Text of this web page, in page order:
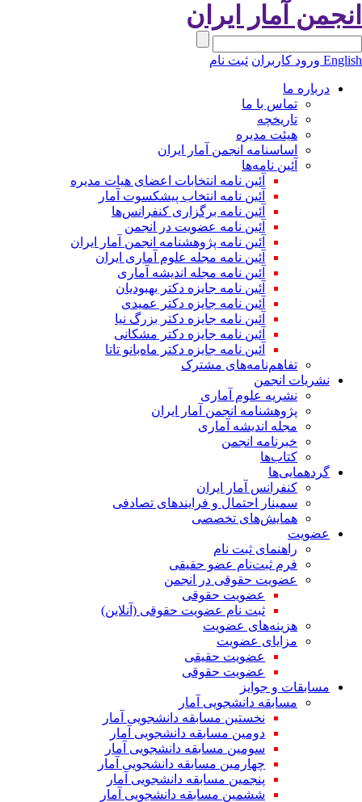
آمار ایران
ورود کاربران ثبت نام
درباره ما
تماس با ما
تاریخچه
هیئت مدیره
اساسنامه انجمن آمار ایران
آئین نامه‌ها
آئین نامه انتخابات اعضای هیات مدیره
آئین نامه انتخاب پیشکسوت آمار
آئین نامه برگزاری کنفرانس‌ها
آئین نامه عضویت در انجمن
آئین نامه پژوهشنامه انجمن آمار ایران
آئین نامه مجله علوم آماری ایران
آئین نامه مجله اندیشه آماری
آئین‌ نامه جایزه دکتر بهبودیان
آئین نامه جایزه دکتر عمیدی
آئین نامه جایزه دکتر بزرگ نیا
آئین نامه جایزه دکتر مشکانی
آئین نامه جایزه دکتر ماه‌بانو تاتا
تفاهم‌نامه‌های مشترک
نشریات انجمن
نشریه علوم آماری
پژوهشنامه انجمن آمار ایران
مجله اندیشه آماری
خبرنامه انجمن
کتاب‌ها
گردهمایی‌ها
کنفرانس آمار ایران
سمینار احتمال و فرایندهای تصادفی
همایش‌های تخصصی
عضویت
راهنمای ثبت نام
فرم ثبت‌نام عضو حقیقی
عضویت حقوقی در انجمن
عضویت حقوقی
ثبت نام عضویت حقوقی (آنلاین)
هزینه‌های عضویت
مزایای عضویت
عضویت حقیقی
عضویت حقوقی
مسابقات و جوایز
مسابقه دانشجویی آمار
نخستین مسابقه دانشجویی آمار
دومین مسابقه دانشجویی آمار
سومین مسابقه دانشجویی آمار
چهارمین مسابقه دانشجویی آمار
پنجمین مسابقه دانشجویی آمار
ششمین مسابقه دانشجویی آمار